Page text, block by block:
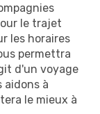
le trajet
les horaires
permettra
d'un voyage
aidons à
le mieux à